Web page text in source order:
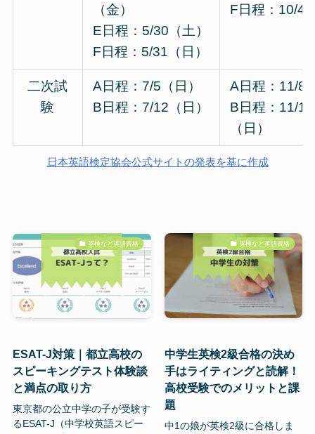
（金）
E日程：5/30（土）
F日程：5/31（日）
F日程：10/4
二次試
験
A日程：7/5（日）
B日程：7/12（日）
A日程：11/8
B日程：11/15
（日）
日本英語検定協会公式サイトの発表を基に作成
英検など英語資格
ESAT-J対策｜都立高校の
スピーキングテスト体験談
と満点の取り方
東京都の公立中学の子が受験す
るESAT-J（中学校英語スピー
英検など英語資格
中学生英検2級合格の決め
手はライティングと読解！
高校受験でのメリットと課
題
中1の娘が英検2級に合格しま